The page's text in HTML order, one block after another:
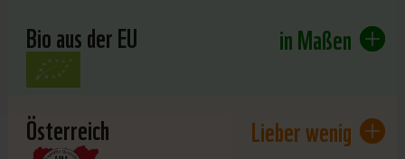
Bio aus der EU in Maßen
Österreich Lieber wenig